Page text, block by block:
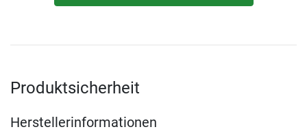
Produktsicherheit
Herstellerinformationen